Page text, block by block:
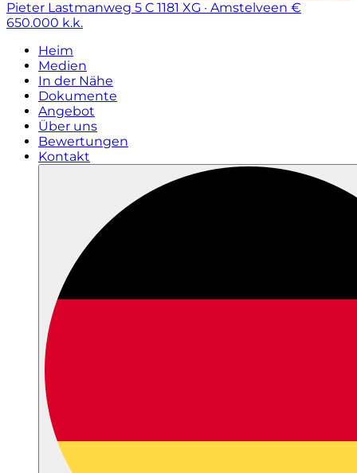
Pieter Lastmanweg 5 C 1181 XG · Amstelveen €
650.000 k.k.
Heim
Medien
In der Nähe
Dokumente
Angebot
Über uns
Bewertungen
Kontakt